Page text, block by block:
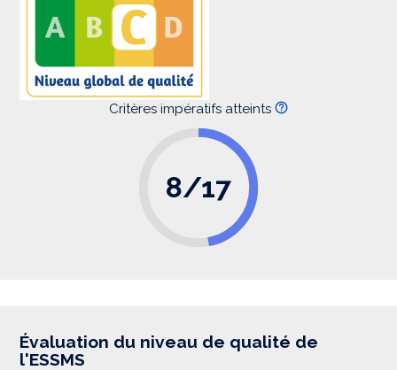
Critères impératifs atteints
8/17
Évaluation du niveau de qualité de
l'ESSMS